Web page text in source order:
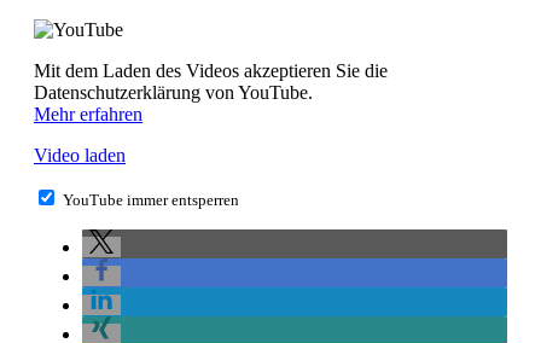
Mit dem Laden des Videos akzeptieren Sie die
Datenschutzerklärung von YouTube.
Mehr erfahren
Video laden
YouTube immer entsperren